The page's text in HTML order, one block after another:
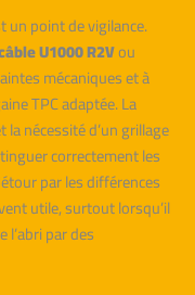
un point de vigilance.
U1000 R2Vou
mécaniques et à
TPC adaptée. La
nécessité d’un grillage
correctement les
par les différences
utile, surtout lorsqu’il
l’abri par des